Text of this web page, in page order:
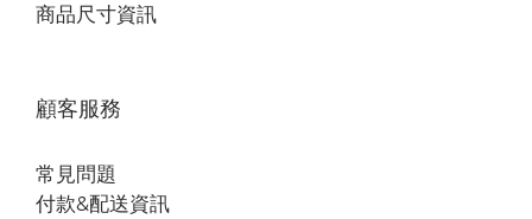
商品尺寸資訊
顧客服務
常見問題
付款&配送資訊